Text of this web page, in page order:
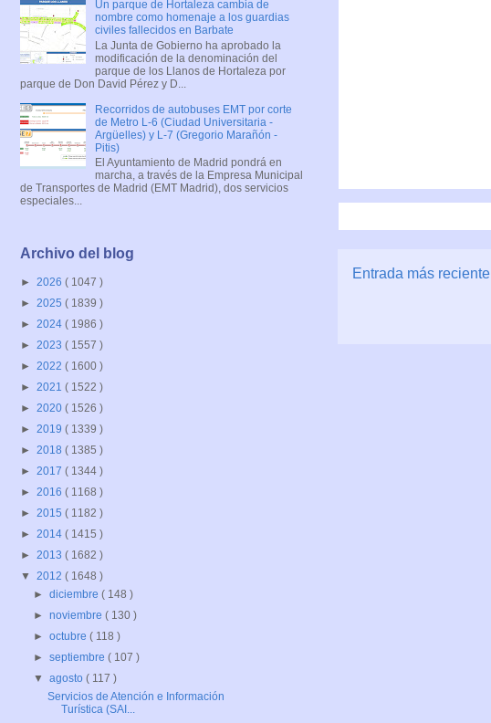
Entrada más reciente
Un parque de Hortaleza cambia de
nombre como homenaje a los guardias
civiles fallecidos en Barbate
La Junta de Gobierno ha aprobado la
modificación de la denominación del
parque de los Llanos de Hortaleza por
parque de Don David Pérez y D...
Recorridos de autobuses EMT por corte
de Metro L-6 (Ciudad Universitaria -
Argüelles) y L-7 (Gregorio Marañón -
Pitis)
El Ayuntamiento de Madrid pondrá en
marcha, a través de la Empresa Municipal
de Transportes de Madrid (EMT Madrid), dos servicios
especiales...
Archivo del blog
► 2026 ( 1047 )
► 2025 ( 1839 )
► 2024 ( 1986 )
► 2023 ( 1557 )
► 2022 ( 1600 )
► 2021 ( 1522 )
► 2020 ( 1526 )
► 2019 ( 1339 )
► 2018 ( 1385 )
► 2017 ( 1344 )
► 2016 ( 1168 )
► 2015 ( 1182 )
► 2014 ( 1415 )
► 2013 ( 1682 )
▼ 2012 ( 1648 )
►diciembre( 148 )
►noviembre( 130 )
►octubre( 118 )
►septiembre( 107 )
▼agosto( 117 )
Servicios de Atención e Información
Turística (SAI...